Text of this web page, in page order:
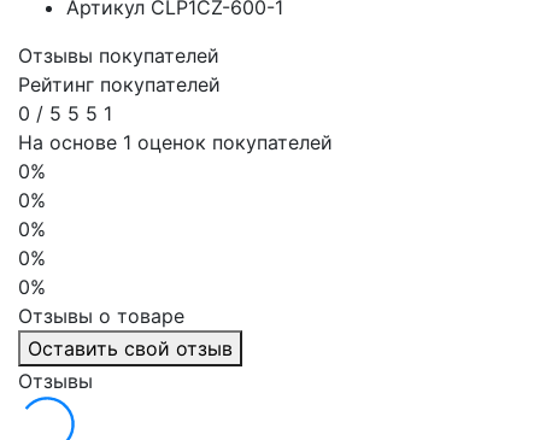
Артикул CLP1CZ-600-1
Отзывы покупателей
Рейтинг покупателей
0 / 5 5 5 1
На основе 1 оценок покупателей
0%
0%
0%
0%
0%
Отзывы о товаре
Оставить свой отзыв
Отзывы